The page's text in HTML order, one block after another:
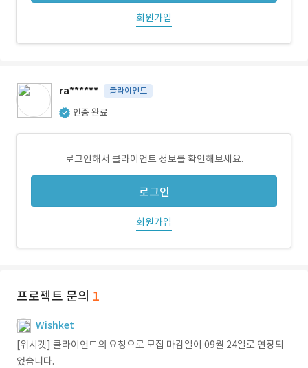
회원가입
ra****** 클라이언트
인증 완료
로그인해서 클라이언트 정보를 확인해보세요.
로그인
회원가입
프로젝트 문의 1
Wishket
[위시켓] 클라이언트의 요청으로 모집 마감일이 09월 24일로 연장되
었습니다.